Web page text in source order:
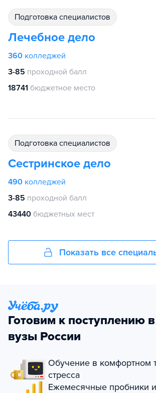
подготовка специалистов
Лечебное дело
360 колледжей
3-85 проходной балл
18741 бюджетное место
подготовка специалистов
Сестринское дело
490 колледжей
3-85 проходной балл
43440 бюджетных мест
Показать все
Готовим к поступлению
вузы России
Обучение в комфортном
стресса
Ежемесячные пробники